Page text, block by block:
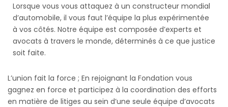
Lorsque vous vous attaquez à un constructeur mondial
d’automobile, il vous faut l’équipe la plus expérimentée
à vos côtés. Notre équipe est composée d’experts et
avocats à travers le monde, déterminés à ce que justice
soit faite.
L’union fait la force ; En rejoignant la Fondation vous
gagnez en force et participez à la coordination des efforts
en matière de litiges au sein d’une seule équipe d’avocats